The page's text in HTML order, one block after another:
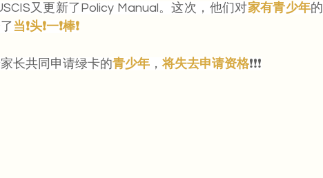
又更新了Policy Manual。这次，他们对家有青少年的
当❗️头❗️一❗️棒❗️
长共同申请绿卡的青少年 ， 将失去申请资格❗️❗️❗️